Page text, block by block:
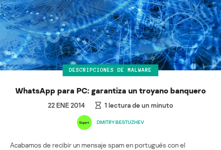
DESCRIPCIONES DE MALWARE
WhatsApp para PC: garantiza un troyano banquero
22 ENE 2014 1 lectura de un minuto
DMITRY BESTUZHEV
Acabamos de recibir un mensaje spam en portugués con el